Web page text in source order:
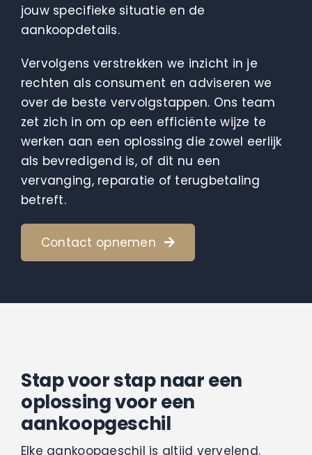
jouw specifieke situatie en de
aankoopdetails.
Vervolgens verstrekken we inzicht in je
rechten als consument en adviseren we
over de beste vervolgstappen. Ons team
zet zich in om op een efficiënte wijze te
werken aan een oplossing die zowel eerlijk
als bevredigend is, of dit nu een
vervanging, reparatie of terugbetaling
betreft.
Contact opnemen
Stap voor stap naar een
oplossing voor een
aankoopgeschil
Elke aankoopgeschil is altijd vervelend.